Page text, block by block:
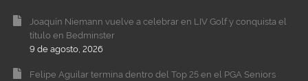
Joaquín Niemann vuelve a celebrar en LIV Golf y conquista el
título en Bedminster
9 de agosto, 2026
Felipe Aguilar termina dentro del Top 25 en el PGA Seniors